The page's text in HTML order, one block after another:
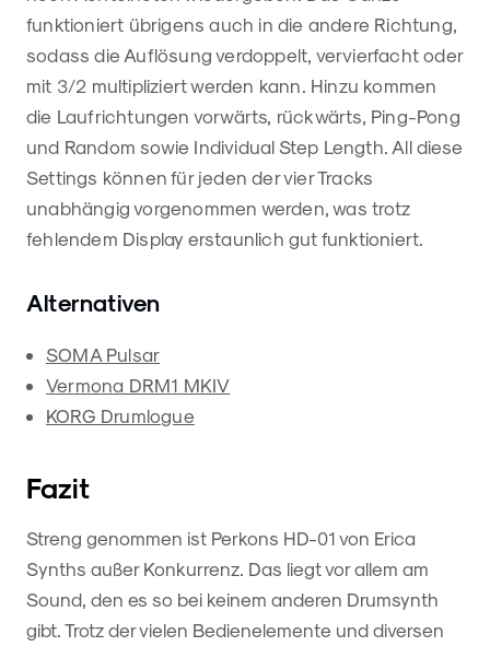
funktioniert übrigens auch in die andere Richtung,
sodass die Auflösung verdoppelt, vervierfacht oder
mit 3/2 multipliziert werden kann. Hinzu kommen
die Laufrichtungen vorwärts, rückwärts, Ping-Pong
und Random sowie Individual Step Length. All diese
Settings können für jeden der vier Tracks
unabhängig vorgenommen werden, was trotz
fehlendem Display erstaunlich gut funktioniert.
Alternativen
SOMA Pulsar
Vermona DRM1 MKIV
KORG Drumlogue
Fazit
Streng genommen ist Perkons HD-01 von Erica
Synths außer Konkurrenz. Das liegt vor allem am
Sound, den es so bei keinem anderen Drumsynth
gibt. Trotz der vielen Bedienelemente und diversen